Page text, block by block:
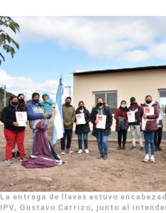
La entrega de llaves estuvo
IPV, Gustavo Carrizo, junto al